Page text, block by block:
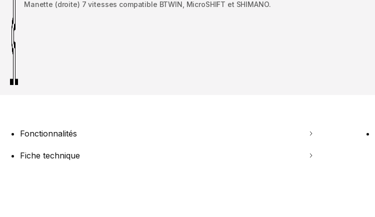
Manette (droite) 7 vitesses compatible BTWIN, MicroSHIFT et SHIMANO.
Fonctionnalités
Fiche technique